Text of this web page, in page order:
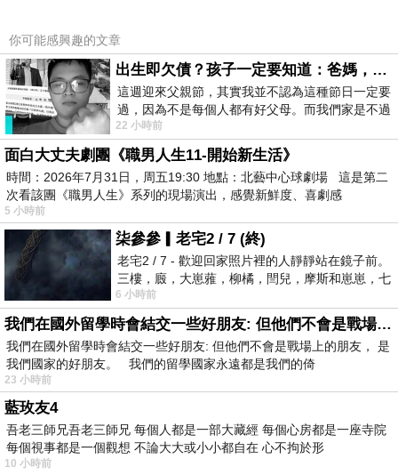
金煎干貝蔬果醬
山之味
柴燒脆皮雞
和牛京都釜飯
根之選
紫蘇梅蒸旬鮮
山胡椒鮑魚雞湯
甘味
消費資訊
滋立Mizu評價
滋立Mizu常見問題懶人包
沒有預訂山海旬味職人私廚饗宴，想吃可以現場候位嗎
滋立料亭鍋物適合商務聚餐或約會嗎
預約制私廚桌宴的餐點會一直更換嗎
滋立Mizu預約制私廚最新菜單
鍋|中山區美食
品牌資訊
你可能感興趣的文章
出生即欠債？孩子一定要知道：爸媽，其實我不欠你們
這週迎來父親節，其實我並不認為這種節日一定要
過，因為不是每個人都有好父母。而我們家是不過
節的，平時也沒什麼儀式感，生活趨近冷
22 小時前
面白大丈夫劇團《職男人生11-開始新生活》
時間：2026年7月31日，周五19:30 地點：北藝中心球劇場 這是第二
次看該團《職男人生》系列的現場演出，感覺新鮮度、喜劇感
5 小時前
柒參參▎老宅2 / 7 (終)
老宅2 / 7 - 歡迎回家照片裡的人靜靜站在鏡子前。
三樓，廄，大崽蕥，柳橘，閆兒，摩斯和崽崽，七
個人整整齊齊地站在鏡框之外，如同
6 小時前
我們在國外留學時會結交一些好朋友: 但他們不會是戰場上的朋友
我們在國外留學時會結交一些好朋友: 但他們不會是戰場上的朋友， 是
我們國家的好朋友。 我們的留學國家永遠都是我們的倚
23 小時前
藍玫友4
吾老三師兄吾老三師兄 每個人都是一部大藏經 每個心房都是一座寺院
每個視事都是一個觀想 不論大大或小小都自在 心不拘於形
10 小時前